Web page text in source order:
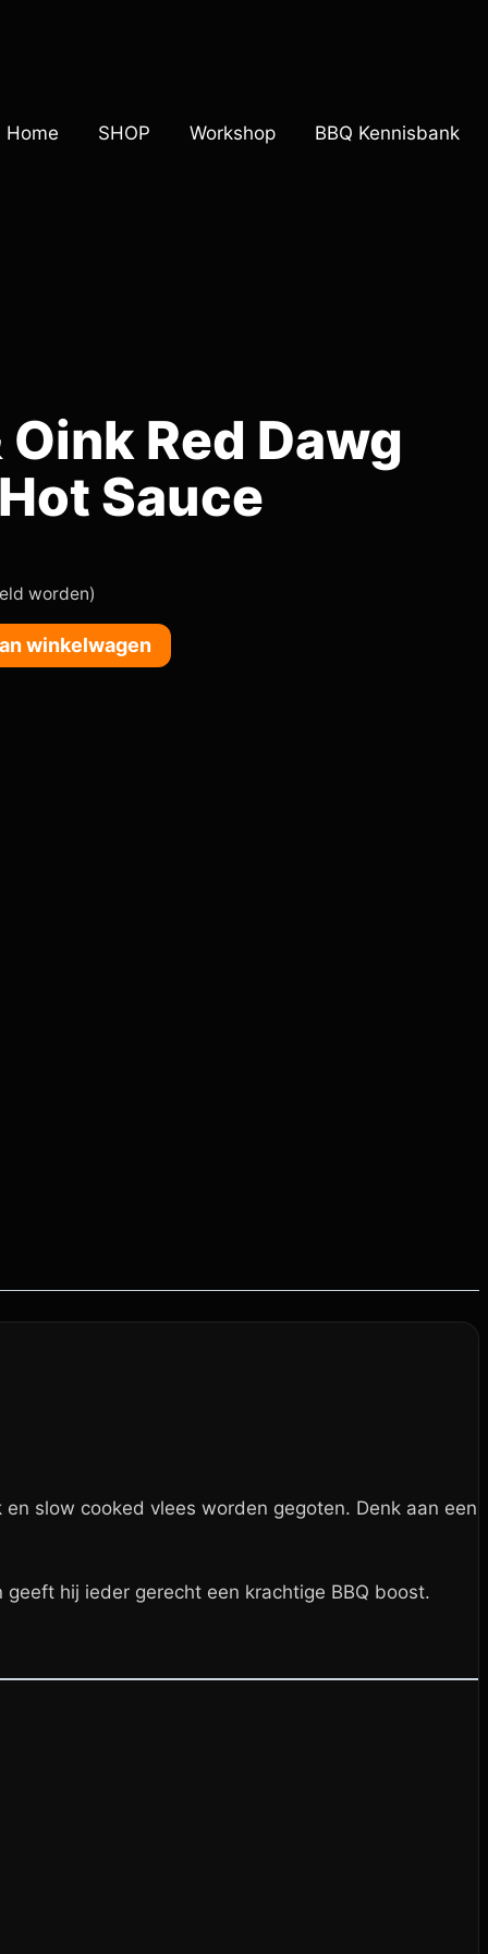
Home SHOP Workshop BBQ Kennisbank
Red Dawg
Sauce
worden)
winkelwagen
slow cooked vlees worden gegoten. Denk aan een
hij ieder gerecht een krachtige BBQ boost.